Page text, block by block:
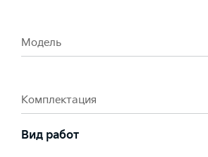
Модель
Комплектация
Вид работ